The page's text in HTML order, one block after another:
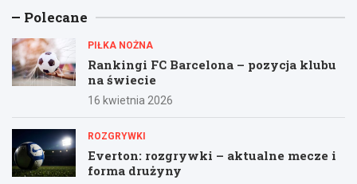
Polecane
PIŁKA NOŻNA
Rankingi FC Barcelona – pozycja klubu
na świecie
16 kwietnia 2026
ROZGRYWKI
Everton: rozgrywki – aktualne mecze i
forma drużyny